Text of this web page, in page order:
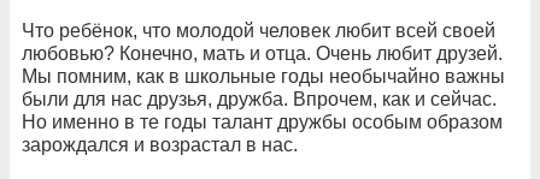
Что ребёнок, что молодой человек любит всей своей
любовью? Конечно, мать и отца. Очень любит друзей.
Мы помним, как в школьные годы необычайно важны
были для нас друзья, дружба. Впрочем, как и сейчас.
Но именно в те годы талант дружбы особым образом
зарождался и возрастал в нас.